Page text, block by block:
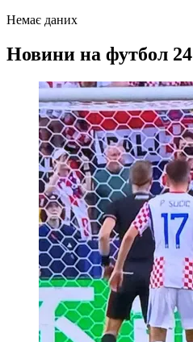
Немає даних
Новини на футбол 24